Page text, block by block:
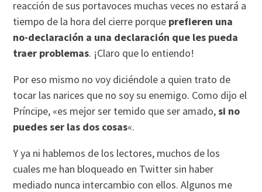
reacción de sus portavoces muchas veces no estará a
tiempo de la hora del cierre porque prefieren una
no-declaración a una declaración que les pueda
traer problemas. ¡Claro que lo entiendo!
Por eso mismo no voy diciéndole a quien trato de
tocar las narices que no soy su enemigo. Como dijo el
Príncipe, «es mejor ser temido que ser amado,si no
puedes ser las dos cosas«.
Y ya ni hablemos de los lectores, muchos de los
cuales me han bloqueado en Twitter sin haber
mediado nunca intercambio con ellos. Algunos me